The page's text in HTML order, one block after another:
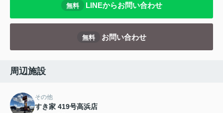
無料 LINEからお問い合わせ
無料 お問い合わせ
周辺施設
その他
すき家 419号高浜店